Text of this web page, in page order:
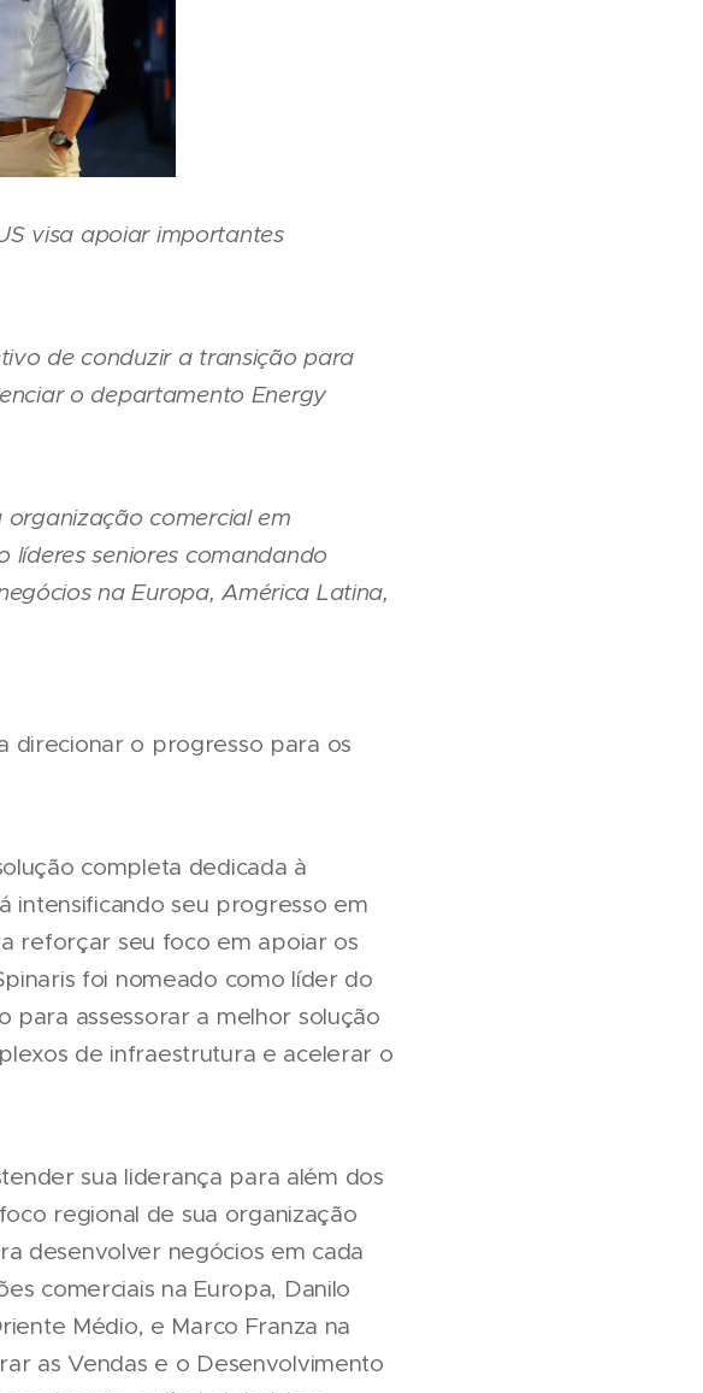
visa apoiar importantes
de conduzir a transição para
o departamento Energy
comercial em
líderes seniores comandando
na Europa, América Latina,
direcionar o progresso para os
completa dedicada à
intensificando seu progresso em
reforçar seu foco em apoiar os
foi nomeado como líder do
para assessorar a melhor solução
de infraestrutura e acelerar o
sua liderança para além dos
regional de sua organização
desenvolver negócios em cada
comerciais na Europa, Danilo
Médio, e Marco Franza na
as Vendas e o Desenvolvimento